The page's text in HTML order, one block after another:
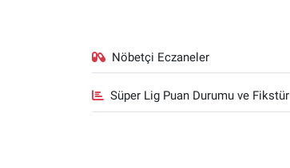
Nöbetçi Eczaneler
Süper Lig Puan Durumu ve Fikstür